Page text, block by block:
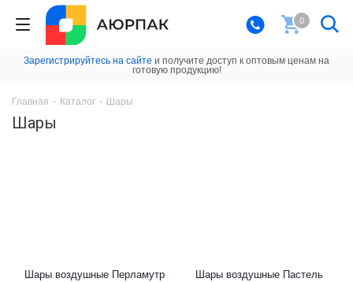
0
Зарегистрируйтесь на сайте и получите доступ к оптовым ценам на
готовую продукцию!
Главная - Каталог - Шары
Шары
Шары воздушные Перламутр
Шары воздушные Пастель